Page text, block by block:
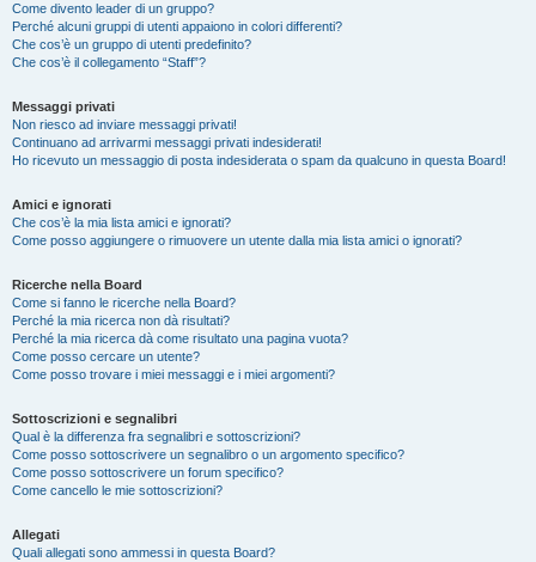
Come divento leader di un gruppo?
Perché alcuni gruppi di utenti appaiono in colori differenti?
Che cos’è un gruppo di utenti predefinito?
Che cos’è il collegamento “Staff”?
Messaggi privati
Non riesco ad inviare messaggi privati!
Continuano ad arrivarmi messaggi privati indesiderati!
Ho ricevuto un messaggio di posta indesiderata o spam da qualcuno in questa Board!
Amici e ignorati
Che cos’è la mia lista amici e ignorati?
Come posso aggiungere o rimuovere un utente dalla mia lista amici o ignorati?
Ricerche nella Board
Come si fanno le ricerche nella Board?
Perché la mia ricerca non dà risultati?
Perché la mia ricerca dà come risultato una pagina vuota?
Come posso cercare un utente?
Come posso trovare i miei messaggi e i miei argomenti?
Sottoscrizioni e segnalibri
Qual è la differenza fra segnalibri e sottoscrizioni?
Come posso sottoscrivere un segnalibro o un argomento specifico?
Come posso sottoscrivere un forum specifico?
Come cancello le mie sottoscrizioni?
Allegati
Quali allegati sono ammessi in questa Board?